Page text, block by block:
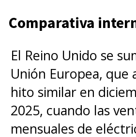
Comparativa
El Reino Unido se
Unión Europea, que
hito similar en
2025, cuando las
mensuales de